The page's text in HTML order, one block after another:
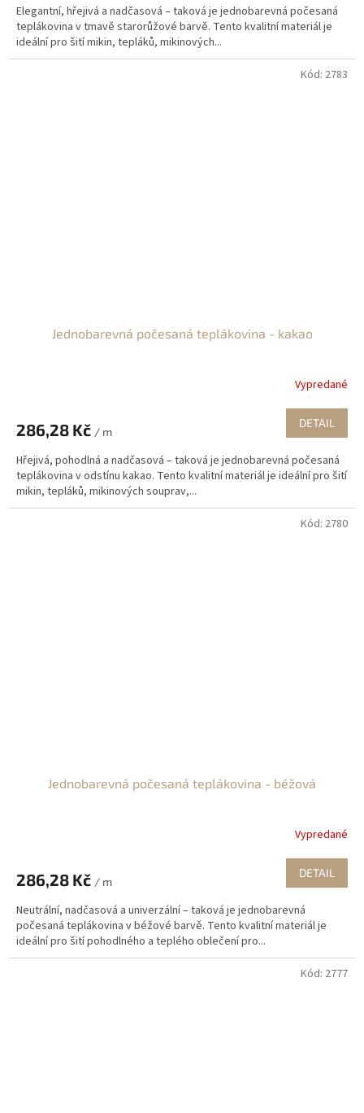
Elegantní, hřejivá a nadčasová – taková je jednobarevná počesaná
teplákovina v tmavě starorůžové barvě. Tento kvalitní materiál je
ideální pro šití mikin, tepláků, mikinových...
Jednobarevná počesaná teplákovina - kakao
Vypredané
286,28 Kč / m
DETAIL
Hřejivá, pohodlná a nadčasová – taková je jednobarevná počesaná
teplákovina v odstínu kakao. Tento kvalitní materiál je ideální pro šití
mikin, tepláků, mikinových souprav,...
Kód: 2783
Jednobarevná počesaná teplákovina - béžová
Vypredané
286,28 Kč / m
DETAIL
Neutrální, nadčasová a univerzální – taková je jednobarevná
počesaná teplákovina v béžové barvě. Tento kvalitní materiál je
ideální pro šití pohodlného a teplého oblečení pro...
Kód: 2780
Kód: 2777